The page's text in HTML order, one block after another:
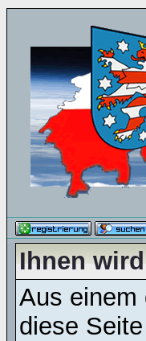
Ihnen
Aus einem
diese